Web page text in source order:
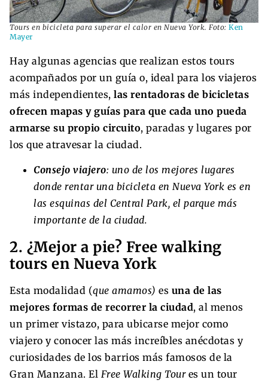
Tours en bicicleta para superar el calor en Nueva York. Foto: Ken
Mayer
Hay algunas agencias que realizan estos tours
acompañados por un guía o, ideal para los viajeros
más independientes, las rentadoras de bicicletas
ofrecen mapas y guías para que cada uno pueda
armarse su propio circuito, paradas y lugares por
los que atravesar la ciudad.
Consejo viajero: uno de los mejores lugares
donde rentar una bicicleta en Nueva York es en
las esquinas del Central Park, el parque más
importante de la ciudad.
2. ¿Mejor a pie? Free walking
tours en Nueva York
Esta modalidad (que amamos) es una de las
mejores formas de recorrer la ciudad, al menos
un primer vistazo, para ubicarse mejor como
viajero y conocer las más increíbles anécdotas y
curiosidades de los barrios más famosos de la
Gran Manzana. El Free Walking Tour es un tour